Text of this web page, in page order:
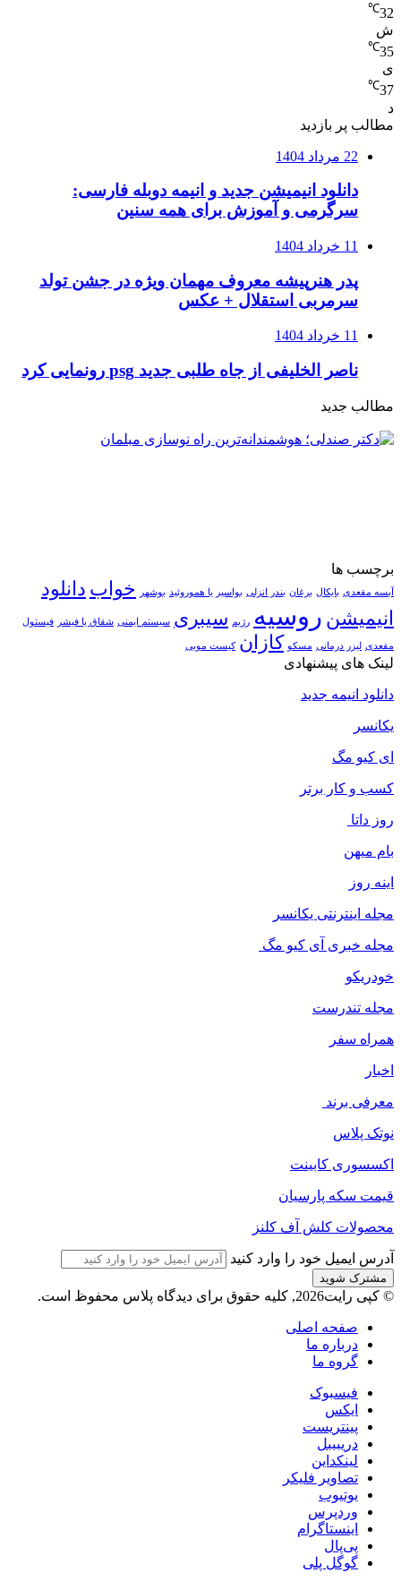
32
℃
ش
35
℃
ی
37
℃
د
مطالب پر بازدید
22 مرداد 1404
دانلود انیمیشن جدید و انیمه دوبله فارسی:
سرگرمی و آموزش برای همه سنین
11 خرداد 1404
پدر هنرپیشه معروف مهمان ویژه در جشن تولد
سرمربی استقلال + عکس
11 خرداد 1404
ناصر الخلیفی از جاه طلبی جدید psg رونمایی کرد
مطالب جدید
برچسب ها
آبسه مقعدی بایکال برغان بندر انزلی بواسیر یا هموروئید بوشهر خواب دانلود
انیمیشن روسیه رژیم سیبری سیستم ایمنی شقاق یا فیشر فیستول
مقعدی لیزر درمانی مسکو کازان کیست مویی
لینک های پیشنهادی
دانلود انیمه جدید
یکانسر
ای کیو مگ
کسب و کار برتر
روز داتا
بام میهن
اینه روز
مجله اینترنتی یکانسر
مجله خبری آی کیو مگ
خودریکو
مجله‌ تندرست
همراه سفر
اخبار
معرفی برند
نوتک پلاس
اکسسوری کابینت
قیمت سکه پارسیان
محصولات کلش آف کلنز
آدرس ایمیل خود را وارد کنید
© کپی رایت2026, کلیه حقوق برای دیدگاه پلاس محفوظ است.
صفحه اصلی
درباره ما
گروه ما
فیسبوک
ایکس
پینتریست
دریبببل
لینکداین
تصاویر فلیکر
یوتیوب
وردپرس
اینستاگرام
پی‌پال
گوگل پلی